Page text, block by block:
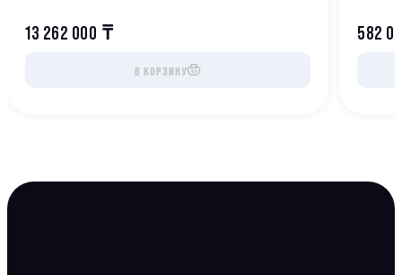
13 262 000 ₸
В КОРЗИНУ
582